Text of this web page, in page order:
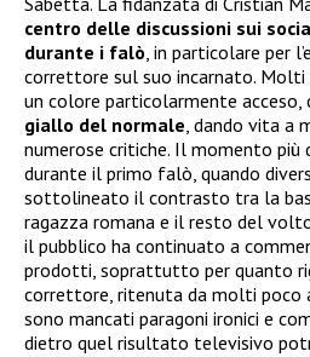
centro delle discussioni sui
durante i falò , in particolare per
correttore sul suo incarnato.
un colore particolarmente acceso,
giallo del normale , dando vita a
numerose critiche. Il momento più
durante il primo falò, quando
sottolineato il contrasto tra la
ragazza romana e il resto del
il pubblico ha continuato a
prodotti, soprattutto per quanto
correttore, ritenuta da molti poco
sono mancati paragoni ironici e
dietro quel risultato televisivo